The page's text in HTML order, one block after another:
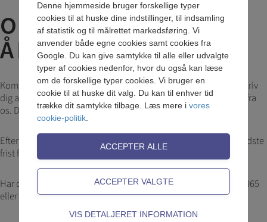
OPTAGELSE - 6-
ÅRIGT SCIENCE
Kom til orienteringsmøde om 6-årigt SCIENCE:Se mere her.
Skriv
dig allerede nu på venteliste til 7. klasse, så hører du nærmere fra
os. Du kan skrive dig påventelisten her.
Efter mødet vil der være en optagelsesprøve- og en samtale. Sidste
frist for at booke tid til en samtale er torsdag d. 16. januar.
Har du spørgsmål allerede nu så ring eller skriv til os på 4498 0065
eller
bk@bagkost.dk.
Denne hjemmeside bruger forskellige typer
cookies til at huske dine indstillinger, til indsamling
af statistik og til målrettet markedsføring. Vi
anvender både egne cookies samt cookies fra
Google. Du kan give samtykke til alle eller udvalgte
typer af cookies nedenfor, hvor du også kan læse
om de forskellige typer cookies. Vi bruger en
cookie til at huske dit valg. Du kan til enhver tid
trække dit samtykke tilbage. Læs mere i vores
cookie-politik
Teknisk
VIS DETALJERET INFORMATION